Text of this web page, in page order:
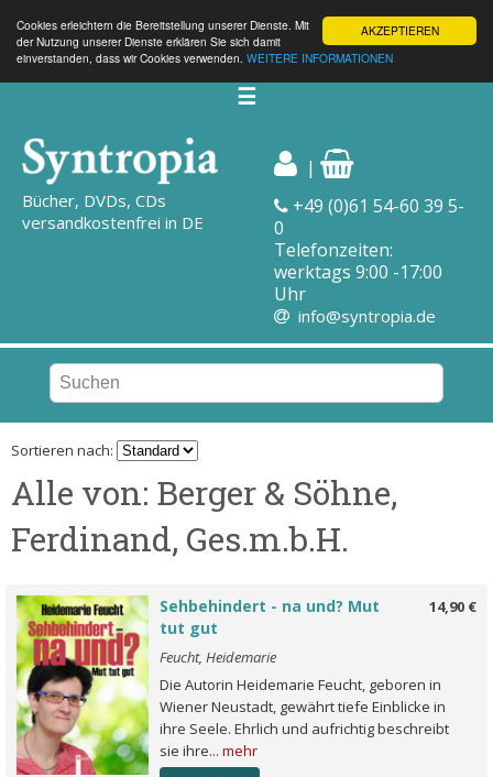
AKZEPTIEREN
Cookies erleichtern die Bereitstellung unserer Dienste. Mit
der Nutzung unserer Dienste erklären Sie sich damit
einverstanden, dass wir Cookies verwenden. WEITERE INFORMATIONEN
☰
Bücher, DVDs, CDs
versandkostenfrei in DE
|
+49 (0)61 54-60 39 5-
0
Telefonzeiten:
werktags 9:00 -17:00
Uhr
info@syntropia.de
Sortieren nach:
Alle von: Berger & Söhne,
Ferdinand, Ges.m.b.H.
14,90 €
Sehbehindert - na und? Mut
tut gut
Feucht, Heidemarie
Die Autorin Heidemarie Feucht, geboren in
Wiener Neustadt, gewährt tiefe Einblicke in
ihre Seele. Ehrlich und aufrichtig beschreibt
sie ihre... mehr